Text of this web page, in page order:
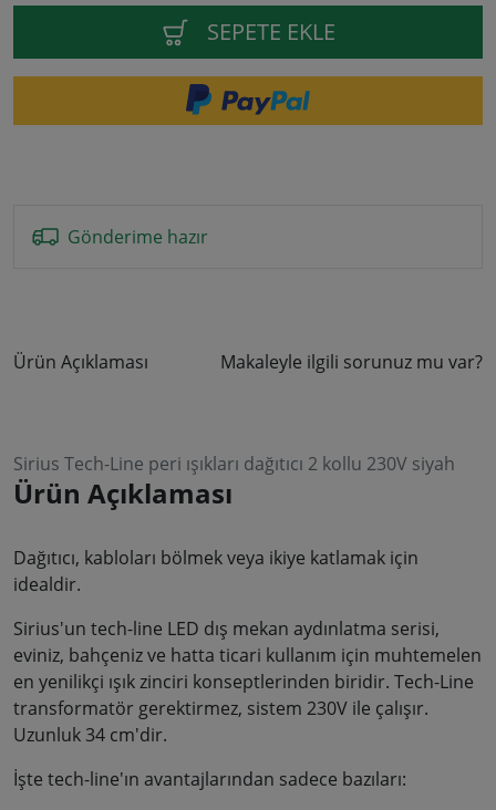
SEPETE EKLE
Gönderime hazır
Ürün Açıklaması Makaleyle ilgili sorunuz mu var?
Sirius Tech-Line peri ışıkları dağıtıcı 2 kollu 230V siyah
Ürün Açıklaması
Dağıtıcı, kabloları bölmek veya ikiye katlamak için
idealdir.
Sirius'un tech-line LED dış mekan aydınlatma serisi,
eviniz, bahçeniz ve hatta ticari kullanım için muhtemelen
en yenilikçi ışık zinciri konseptlerinden biridir. Tech-Line
transformatör gerektirmez, sistem 230V ile çalışır.
Uzunluk 34 cm'dir.
İşte tech-line'ın avantajlarından sadece bazıları: